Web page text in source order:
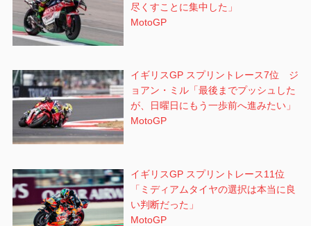
尽くすことに集中した」
MotoGP
イギリスGP スプリントレース7位 ジ
ョアン・ミル「最後までプッシュした
が、日曜日にもう一歩前へ進みたい」
MotoGP
イギリスGP スプリントレース11位
「ミディアムタイヤの選択は本当に良
い判断だった」
MotoGP